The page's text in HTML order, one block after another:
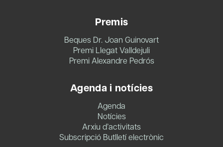
Premis
Beques Dr. Joan Guinovart
Premi Llegat Valldejuli
Premi Alexandre Pedrós
Agenda i notícies
Agenda
Notícies
Arxiu d’activitats
Subscripció Butlletí electrònic